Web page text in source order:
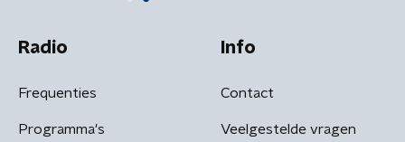
Radio
Frequenties
Programma's
Info
Contact
Veelgestelde vragen